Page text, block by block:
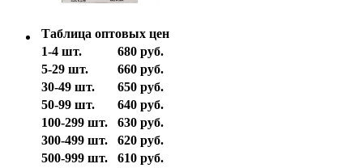
Таблица оптовых цен
1-4 шт.
680 руб.
5-29 шт.
660 руб.
30-49 шт.
650 руб.
50-99 шт.
640 руб.
100-299 шт.
630 руб.
300-499 шт.
620 руб.
500-999 шт.
610 руб.